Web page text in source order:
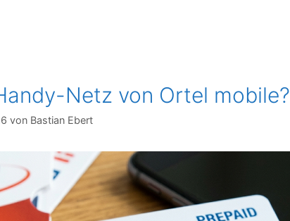
Netz von Ortel mobile?
von Bastian Ebert